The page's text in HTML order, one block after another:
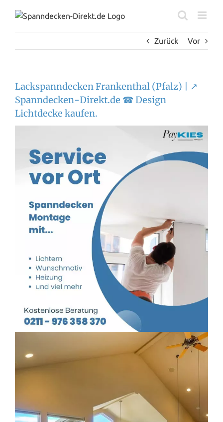
Inhalt
Zurück
Vor
Lackspanndecken Frankenthal (Pfalz) | ↗️
Spanndecken-Direkt.de ☎ Design
Lichtdecke kaufen.